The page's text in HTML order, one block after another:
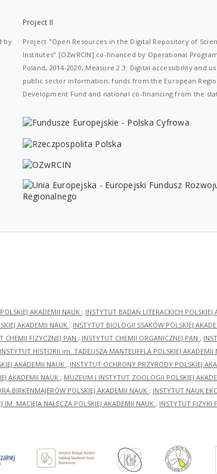
by
Project II
Project "Open Resources in the Digital Repository of
Institutes" [OZwRCIN] co-financed by Operational
Poland, 2014-2020, Measure 2.3: Digital accessibility and
public sector information; funds from the European
Development Fund and national co-financing from the
AKADEMII NAUK ; INSTYTUT BADAŃ LITERACKICH POLSKIEJ
AKADEMII NAUK ; INSTYTUT BIOLOGII SSAKÓW POLSKIEJ
CHEMII FIZYCZNEJ PAN ; INSTYTUT CHEMII ORGANICZNEJ PAN ;
INSTYTUT HISTORII im. TADEUSZA MANTEUFFLA POLSKIEJ AKADEMII
AKADEMII NAUK ; INSTYTUT OCHRONY PRZYRODY POLSKIEJ
AKADEMII NAUK ; MUZEUM I INSTYTUT ZOOLOGII POLSKIEJ
BIRKENMAJERÓW POLSKIEJ AKADEMII NAUK ; INSTYTUT NAUK
MACIEJA NAŁĘCZA POLSKIEJ AKADEMII NAUK ; INSTYTUT FIZYKI